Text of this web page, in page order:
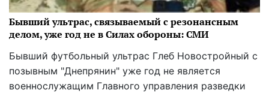
Бывший ультрас, связываемый с резонансным
делом, уже год не в Силах обороны: СМИ
Бывший футбольный ультрас Глеб Новостройный с
позывным "Днепрянин" уже год не является
военнослужащим Главного управления разведки